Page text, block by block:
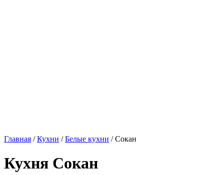
Главная /Кухни /Белые кухни / Сокан
Кухня Сокан